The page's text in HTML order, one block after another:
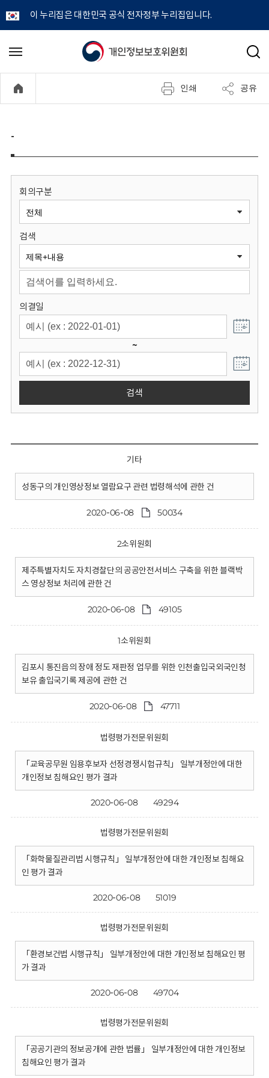
이 누리집은 대한민국 공식 전자정부 누리집입니다.
개
정
보
원
회
메
기
검
인쇄 공유
-
회의구분
검색
의결일
~
검색
기타
성동구의 개인영상정보 열람요구 관련 법령해석에 관한 건
2020-06-08 50034
2소위원회
제주특별자치도 자치경찰단의 공공안전서비스 구축을 위한 블랙박
스 영상정보 처리에 관한 건
2020-06-08 49105
1소위원회
김포시 통진읍의 장애 정도 재판정 업무를 위한 인천출입국외국인청
보유 출입국기록 제공에 관한 건
2020-06-08 47711
법령평가전문위원회
「교육공무원 임용후보자 선정경쟁시험규칙」 일부개정안에 대한
개인정보 침해요인 평가 결과
2020-06-08 49294
법령평가전문위원회
「화학물질관리법 시행규칙」 일부개정안에 대한 개인정보 침해요
인 평가 결과
2020-06-08 51019
법령평가전문위원회
「환경보건법 시행규칙」 일부개정안에 대한 개인정보 침해요인 평
가 결과
2020-06-08 49704
법령평가전문위원회
「공공기관의 정보공개에 관한 법률」 일부개정안에 대한 개인정보
침해요인 평가 결과